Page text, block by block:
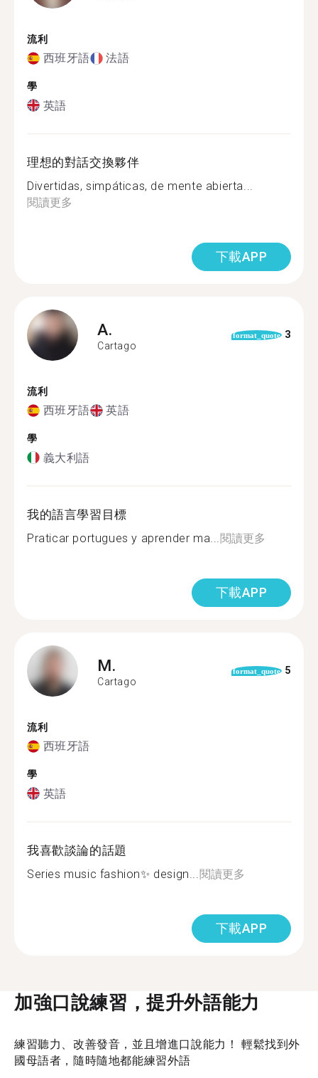
流利
西班牙語 法語
學
英語
理想的對話交換夥伴
Divertidas, simpáticas, de mente abierta...
閱讀更多
下載APP
A.
Cartago
format_quote 3
流利
西班牙語 英語
學
義大利語
我的語言學習目標
Praticar portugues y aprender ma... 閱讀更多
下載APP
M.
Cartago
format_quote 5
流利
西班牙語
學
英語
我喜歡談論的話題
Series music fashion✨ design... 閱讀更多
下載APP
加強口說練習，提升外語能力
練習聽力、改善發音，並且增進口說能力！ 輕鬆找到外
國母語者，隨時隨地都能練習外語